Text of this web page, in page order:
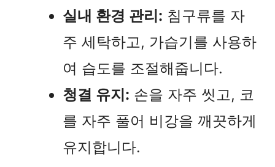
실내 환경 관리: 침구류를 자
주 세탁하고, 가습기를 사용하
여 습도를 조절해줍니다.
청결 유지: 손을 자주 씻고, 코
를 자주 풀어 비강을 깨끗하게
유지합니다.